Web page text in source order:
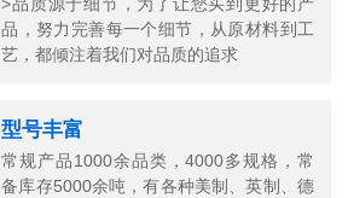
品，努力完善每一个细节，从原材料到工
艺，都倾注着我们对品质的追求
型号丰富
常规产品1000余品类，4000多规格，常
备库存5000余吨，有各种美制、英制、德